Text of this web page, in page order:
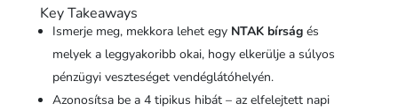
Key Takeaways
Ismerje meg, mekkora lehet egy NTAK bírságés
melyek a leggyakoribb okai, hogy elkerülje a súlyos
pénzügyi veszteséget vendéglátóhelyén.
Azonosítsa be a 4 tipikus hibát – az elfelejtett napi